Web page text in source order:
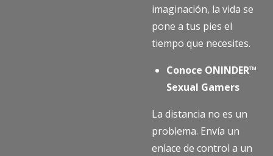
imaginación, la vida se
pone a tus pies el
tiempo que necesites.
Conoce ONINDER™
Sexual Gamers
La distancia no es un
problema. Envía un
enlace de control a un